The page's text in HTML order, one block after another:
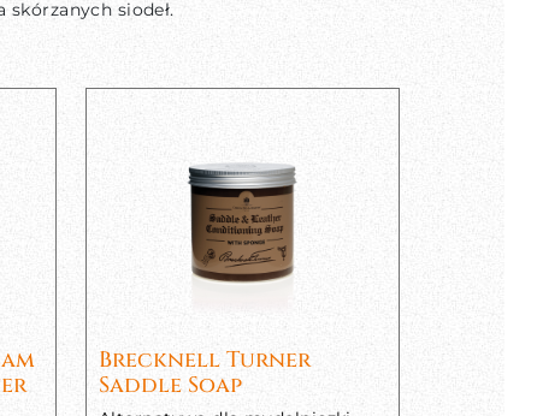
siodeł.
Brecknell Turner
Saddle Soap